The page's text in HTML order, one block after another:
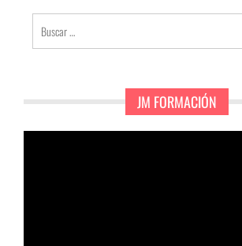
Buscar:
JM FORMACIÓN